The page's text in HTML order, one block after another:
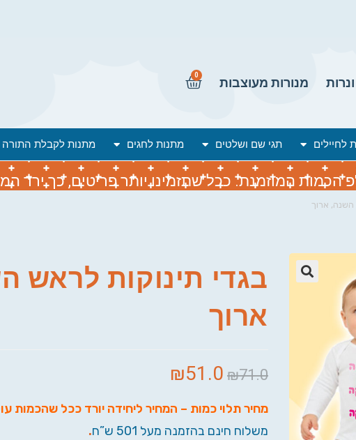
מנורות מעוצבות
0
לחיילים תגי שם ושלטים מתנות לחגים מתנות לקבלת התורה
המוזמנת. ככל שתזמינו יותר פריטים, כך ירד
השנה, ארוך
בגדי תינוקות לראש
ארוך
₪71.0
₪51.0
מחיר תלוי כמות – המחיר ליחידה יורד ככל שהכמות
משלוח חינם בהזמנה מעל 501 ש”ח
.